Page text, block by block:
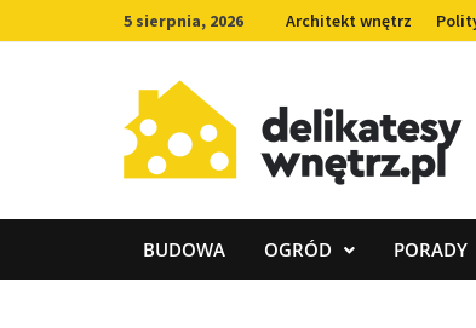
to
5 sierpnia, 2026 Architekt wnętrz
BUDOWA OGRÓD PORADY